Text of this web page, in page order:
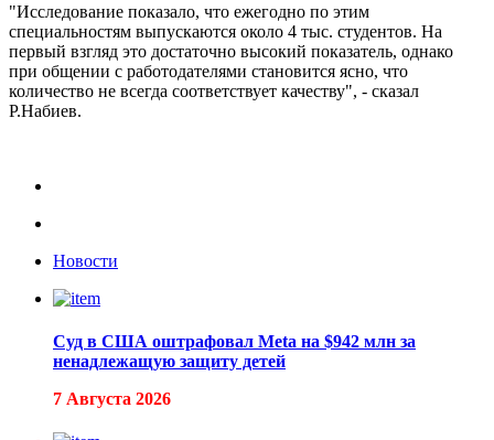
"Исследование показало, что ежегодно по этим
специальностям выпускаются около 4 тыс. студентов. На
первый взгляд это достаточно высокий показатель, однако
при общении с работодателями становится ясно, что
количество не всегда соответствует качеству", - сказал
Р.Набиев.
Новости
Суд в США оштрафовал Meta на $942 млн за
ненадлежащую защиту детей
7 Августа 2026